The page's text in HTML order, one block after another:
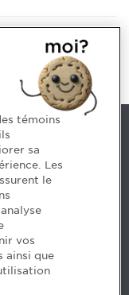
[3033]
témoins
sa
Les
le
vos
ainsi que